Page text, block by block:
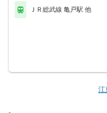
ＪＲ総武線 亀戸駅 他
江